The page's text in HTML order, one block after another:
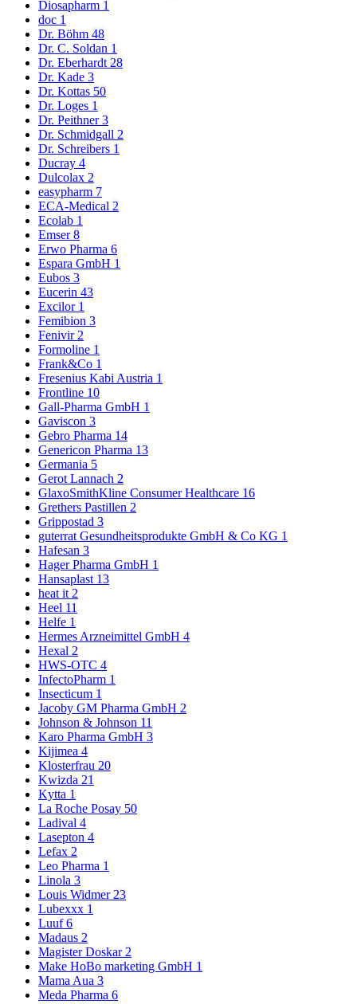
Diosapharm 1
doc 1
Dr. Böhm 48
Dr. C. Soldan 1
Dr. Eberhardt 28
Dr. Kade 3
Dr. Kottas 50
Dr. Loges 1
Dr. Peithner3
Dr. Schmidgall 2
Dr. Schreibers 1
Ducray 4
Dulcolax 2
easypharm 7
ECA-Medical 2
Ecolab 1
Emser8
Erwo Pharma 6
Espara GmbH 1
Eubos 3
Eucerin 43
Excilor 1
Femibion 3
Fenivir 2
Formoline 1
Frank&Co 1
Fresenius Kabi Austria 1
Frontline 10
Gall-Pharma GmbH 1
Gaviscon 3
Gebro Pharma 14
Genericon Pharma 13
Germania 5
Gerot Lannach 2
GlaxoSmithKline Consumer Healthcare 16
Grethers Pastillen 2
Grippostad 3
guterrat Gesundheitsprodukte GmbH & Co KG 1
Hafesan 3
Hager Pharma GmbH 1
Hansaplast 13
heat it 2
Heel 11
Helfe 1
Hermes Arzneimittel GmbH 4
Hexal 2
HWS-OTC 4
InfectoPharm 1
Insecticum 1
Jacoby GM Pharma GmbH 2
Johnson & Johnson 11
Karo Pharma GmbH 3
Kijimea 4
Klosterfrau 20
Kwizda 21
Kytta 1
La Roche Posay 50
Ladival 4
Lasepton 4
Lefax 2
Leo Pharma 1
Linola 3
Louis Widmer 23
Lubexxx 1
Luuf6
Madaus 2
Magister Doskar 2
Make HoBo marketing GmbH 1
Mama Aua 3
Meda Pharma 6